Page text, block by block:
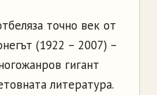
точно век от
(1922 – 2007) –
гигант
литература.